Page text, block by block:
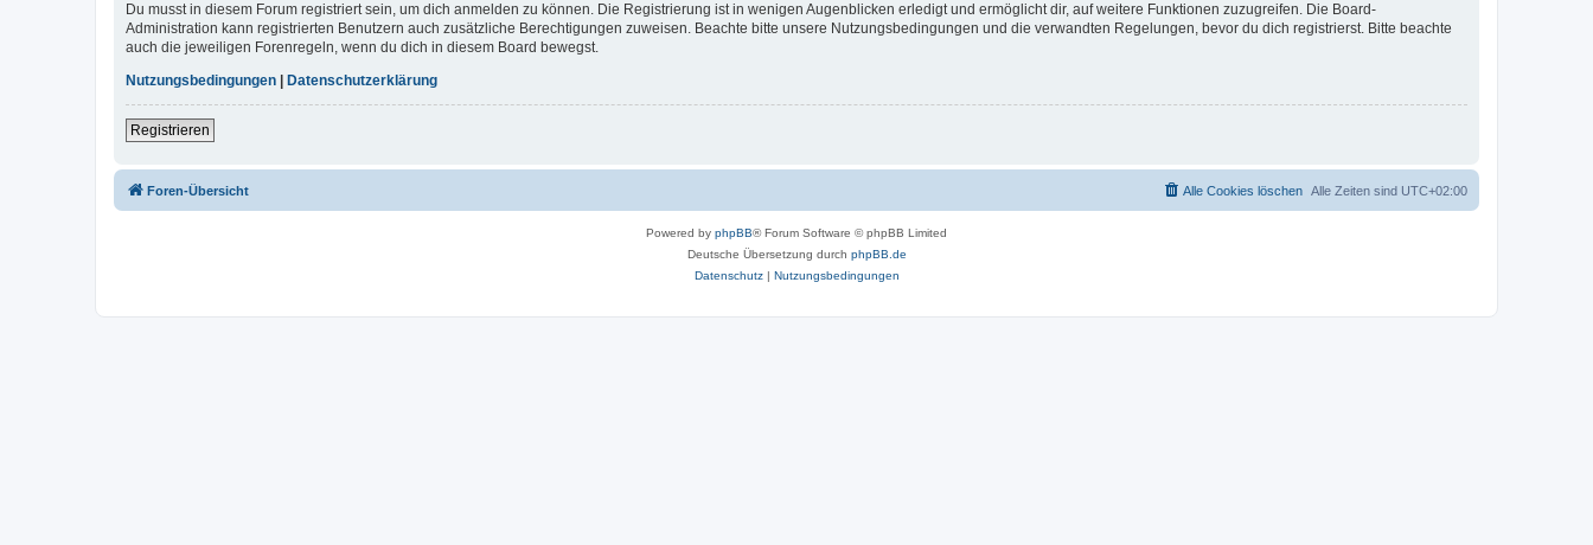
Du musst in diesem Forum registriert sein, um dich anmelden zu können. Die Registrierung ist in wenigen Augenblicken erledigt und ermöglicht dir, auf weitere Funktionen zuzugreifen. Die Board-
Administration kann registrierten Benutzern auch zusätzliche Berechtigungen zuweisen. Beachte bitte unsere Nutzungsbedingungen und die verwandten Regelungen, bevor du dich registrierst. Bitte beachte
auch die jeweiligen Forenregeln, wenn du dich in diesem Board bewegst.
Nutzungsbedingungen
Datenschutzerklärung
Registrieren
Foren-Übersicht Alle Zeiten sind UTC+02:00
Alle Cookies löschen
Powered by phpBB® Forum Software © phpBB Limited
Deutsche Übersetzung durch phpBB.de
Datenschutz| Nutzungsbedingungen